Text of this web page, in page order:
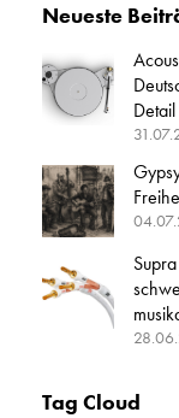
Neueste
Detail
Tag Cloud